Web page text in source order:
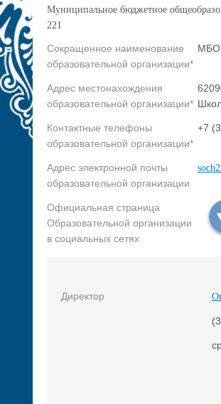
Муниципальное бюджетное
221
Сокращенное наименование
образовательной организации*
Адрес местонахождения
образовательной организации*
Контактные телефоны
образовательной организации*
+7
Адрес электронной почты
образовательной организации
Официальная страница
Образовательной организации
в социальных сетях
Директор